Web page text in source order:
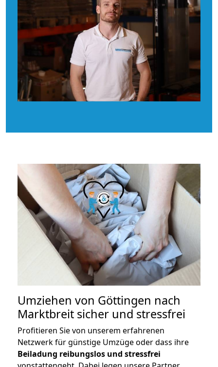
Umziehen von Göttingen nach
Marktbreit sicher und stressfrei
Profitieren Sie von unserem erfahrenen
Netzwerk für günstige Umzüge oder dass ihre
Beiladung reibungslos und stressfrei